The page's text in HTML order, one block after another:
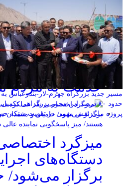
تعاون روستایی
آرمان‌های
کردند/
تحول‌آفرین امام
خدمت به مردم
میزگرد
دستگاه‌های
برگزار می‌شود/
مسیر جدید بزرگراه جهرم-لار-بندرعباس
حدود ۸۰ درصد این محور بزرگراهی
پروژه ملی نقش مهمی در تقویت شبکه